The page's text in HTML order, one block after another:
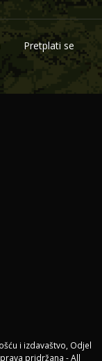
Pretplati se
i izdavaštvo, Odjel
pridržana - All